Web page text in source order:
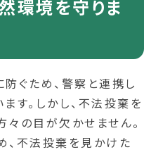
環境を守りま
ぐため、警察と連携し
す。しかし、不法投棄を
の目が欠かせません。
、不法投棄を見かけた